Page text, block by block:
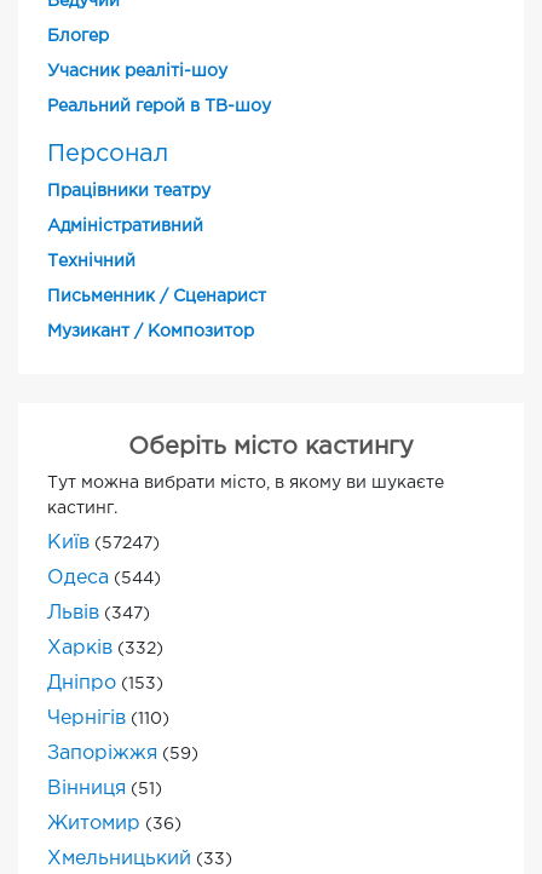
Блогер
Учасник реаліті-шоу
Реальний герой в ТВ-шоу
Персонал
Працівники театру
Адміністративний
Технічний
Письменник / Сценарист
Музикант / Композитор
Оберіть місто кастингу
Тут можна вибрати місто, в якому ви шукаєте
кастинг.
Київ (57247)
Одеса (544)
Львів (347)
Харків (332)
Дніпро (153)
Чернігів (110)
Запоріжжя (59)
Вінниця (51)
Житомир (36)
Хмельницький (33)